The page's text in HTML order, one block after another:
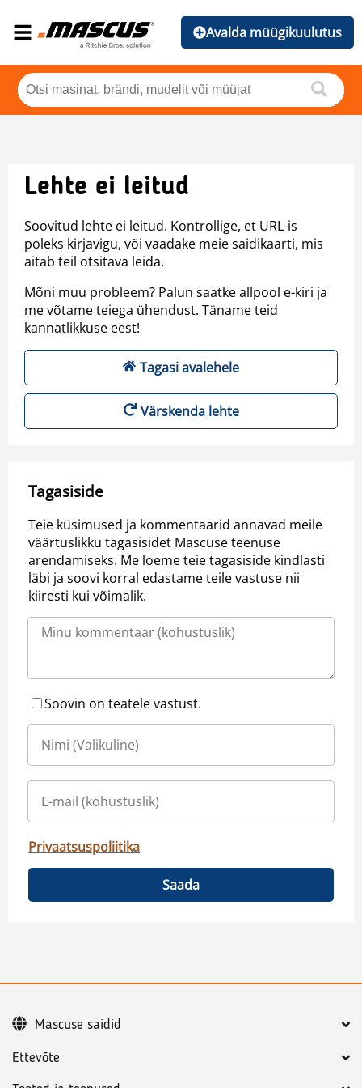
Avalda müügikuulutus
Lehte ei leitud
Soovitud lehte ei leitud. Kontrollige, et URL-is
poleks kirjavigu, või vaadake meie saidikaarti, mis
aitab teil otsitava leida.
Mõni muu probleem? Palun saatke allpool e-kiri ja
me võtame teiega ühendust. Täname teid
kannatlikkuse eest!
Tagasi avalehele
Värskenda lehte
Tagasiside
Teie küsimused ja kommentaarid annavad meile
väärtuslikku tagasisidet Mascuse teenuse
arendamiseks. Me loeme teie tagasiside kindlasti
läbi ja soovi korral edastame teile vastuse nii
kiiresti kui võimalik.
Soovin on teatele vastust.
Privaatsuspoliitika
Saada
Ettevõte
Mascuse saidid